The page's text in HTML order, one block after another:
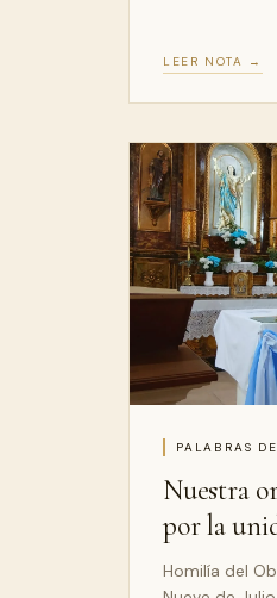
LEER NOTA →
PALABRAS
Nuestra
por la
Homilía del